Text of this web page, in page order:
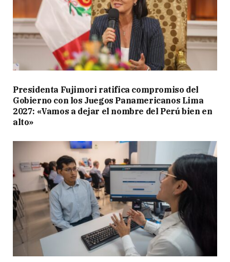
Presidenta Fujimori ratifica compromiso del
Gobierno con los Juegos Panamericanos Lima
2027: «Vamos a dejar el nombre del Perú bien en
alto»